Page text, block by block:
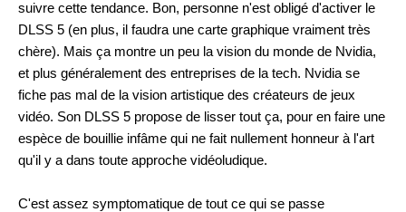
suivre cette tendance. Bon, personne n'est obligé d'activer le
DLSS 5 (en plus, il faudra une carte graphique vraiment très
chère). Mais ça montre un peu la vision du monde de Nvidia,
et plus généralement des entreprises de la tech. Nvidia se
fiche pas mal de la vision artistique des créateurs de jeux
vidéo. Son DLSS 5 propose de lisser tout ça, pour en faire une
espèce de bouillie infâme qui ne fait nullement honneur à l'art
qu'il y a dans toute approche vidéoludique.
C'est assez symptomatique de tout ce qui se passe